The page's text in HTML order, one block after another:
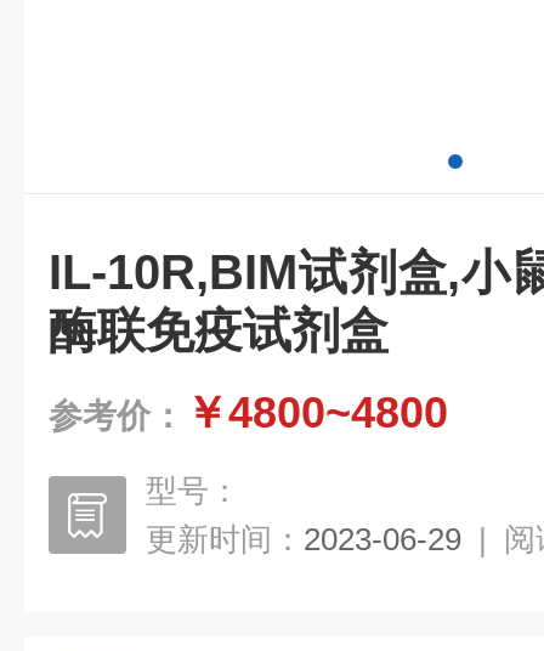
IL-10R,BIM试剂盒,小
酶联免疫试剂盒
参考价： ￥4800~4800
型号：
更新时间： 2023-06-29 | 阅